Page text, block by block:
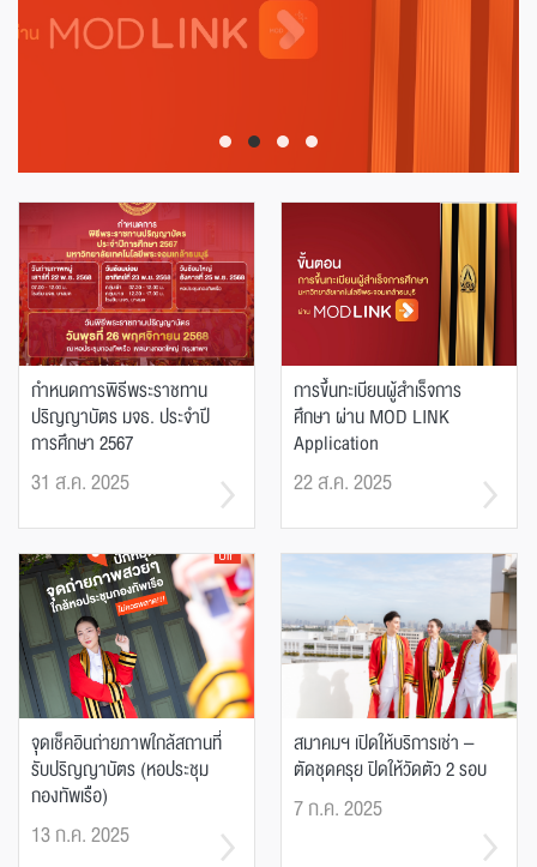
กำหนดการพิธีพระราชทาน
ปริญญาบัตร มจธ. ประจำปี
การศึกษา 2567
31 ส.ค. 2025
การขึ้นทะเบียนผู้สำเร็จการ
ศึกษา ผ่าน MOD LINK
Application
22 ส.ค. 2025
จุดเช็คอินถ่ายภาพใกล้สถานที่
รับปริญญาบัตร (หอประชุม
กองทัพเรือ)
13 ก.ค. 2025
สมาคมฯ เปิดให้บริการเช่า –
ตัดชุดครุย ปิดให้วัดตัว 2 รอบ
7 ก.ค. 2025